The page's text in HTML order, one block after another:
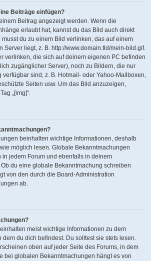
Beiträge einfügen?
Beitrag angezeigt werden. Wenn die
erlaubt hat, kannst du das Bild auch direkt
musst du zu einem Bild verlinken, das auf einem
Server liegt, z. B. http://www.domain.tld/mein-bild.gif.
verlinken, die sich auf deinem eigenen PC befinden
zugänglicher Server), noch zu Bildern, die nur
verfügbar sind, z. B. Hotmail- oder Yahoo-Mailboxen,
Seiten usw. Um das Bild anzuzeigen,
„[img]“.
beinhalten wichtige Informationen, deshalb
möglich lesen. Globale Bekanntmachungen
jedem Forum und ebenfalls in deinem
du eine globale Bekanntmachung schreiben
von den durch die Board-Administration
ab.
meist wichtige Informationen zu dem
dem du dich befindest. Du solltest sie stets lesen.
oben auf jeder Seite des Forums, in dem
bei globalen Bekanntmachungen hängt es von